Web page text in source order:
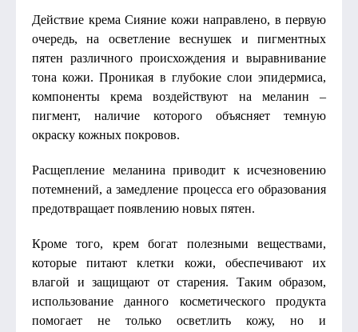
Действие крема Сияние кожи направлено, в первую
очередь, на осветление веснушек и пигментных
пятен различного происхождения и выравнивание
тона кожи. Проникая в глубокие слои эпидермиса,
компоненты крема воздействуют на меланин –
пигмент, наличие которого объясняет темную
окраску кожных покровов.
Расщепление меланина приводит к исчезновению
потемнений, а замедление процесса его образования
предотвращает появлению новых пятен.
Кроме того, крем богат полезными веществами,
которые питают клетки кожи, обеспечивают их
влагой и защищают от старения. Таким образом,
использование данного косметического продукта
помогает не только осветлить кожу, но и